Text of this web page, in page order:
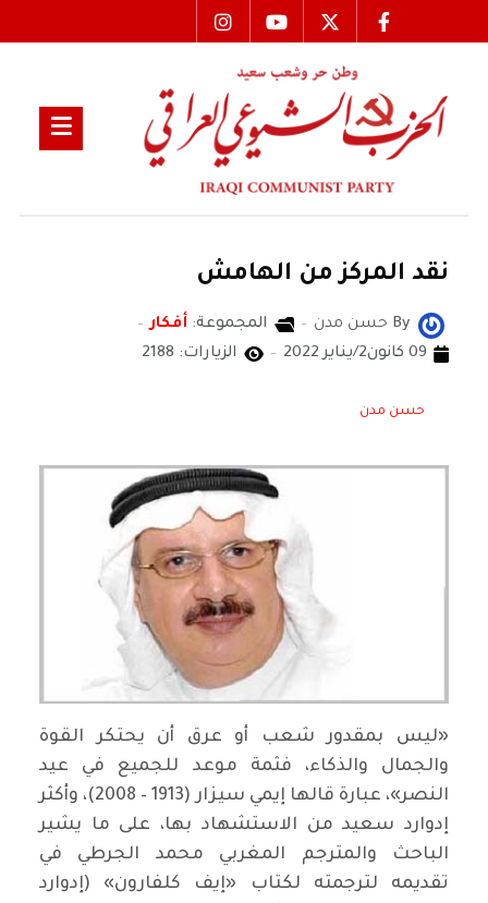
نقد المركز من الهامش
By حسن مدن المجموعة: أفكار
09 كانون2/يناير 2022
الزيارات: 2188
حسن مدن
«ليس بمقدور شعب أو عرق أن يحتكر القوة
والجمال والذكاء، فثمة موعد للجميع في عيد
النصر»، عبارة قالها إيمي سيزار (1913 – 2008)، وأكثر
إدوارد سعيد من الاستشهاد بها، على ما يشير
الباحث والمترجم المغربي محمد الجرطي في
تقديمه لترجمته لكتاب «إيف كلفارون» (إدوارد